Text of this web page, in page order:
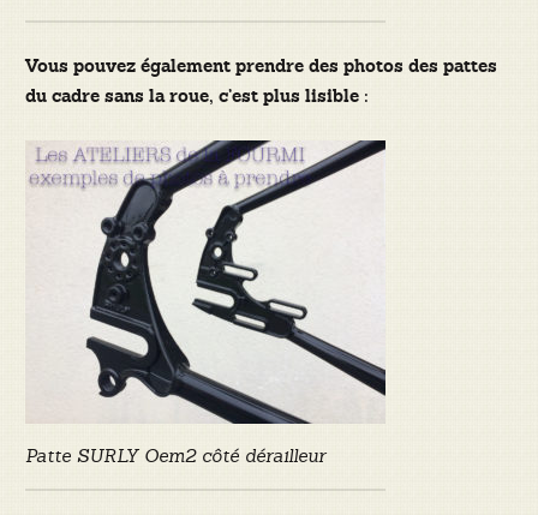
Vous pouvez également prendre des photos des pattes
du cadre sans la roue, c’est plus lisible :
Patte SURLY Oem2 côté dérailleur